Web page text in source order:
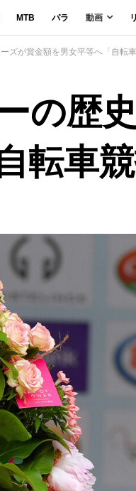
MTB パラ 動画
ズが賞金額を男女平等へ「自転
の歴
転車